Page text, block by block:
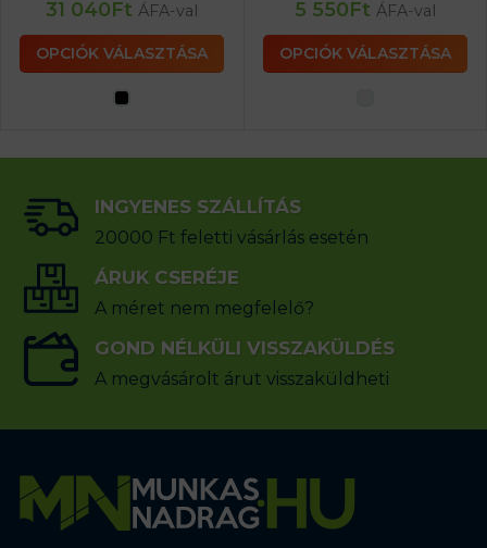
31 040Ft ÁFA-val
OPCIÓK VÁLASZTÁSA
5 550Ft ÁFA-val
OPCIÓK VÁLASZTÁSA
INGYENES SZÁLLÍTÁS
20000 Ft feletti vásárlás esetén
ÁRUK CSERÉJE
A méret nem megfelelő?
GOND NÉLKÜLI VISSZAKÜLDÉS
A megvásárolt árut visszaküldheti